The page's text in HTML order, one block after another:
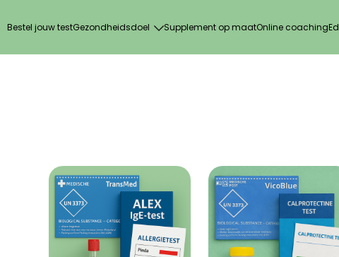
Bestel jouw testGezondheidsdoel Supplement op maatOnline coaching